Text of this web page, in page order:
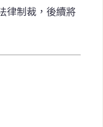
律制裁，後續將